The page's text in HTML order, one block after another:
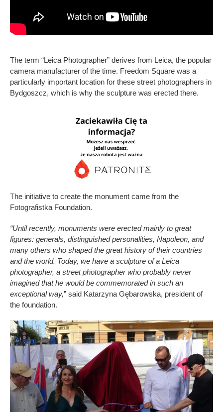
The term “Leica Photographer” derives from Leica, the popular
camera manufacturer of the time. Freedom Square was a
particularly important location for these street photographers in
Bydgoszcz, which is why the sculpture was erected there.
The initiative to create the monument came from the
Fotografistka Foundation.
“Until recently, monuments were erected mainly to great
figures: generals, distinguished personalities, Napoleon, and
many others who shaped the great history of their countries
and the world. Today, we have a sculpture of a Leica
photographer, a street photographer who probably never
imagined that he would be commemorated in such an
exceptional way,” said Katarzyna Gębarowska, president of
the foundation.